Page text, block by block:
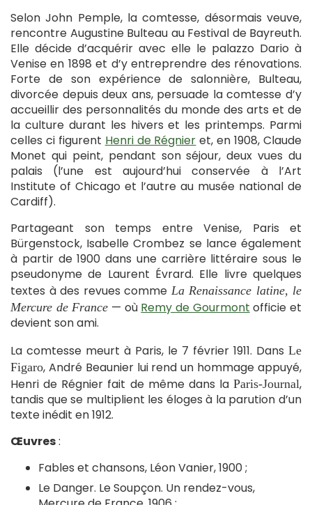
Selon John Pemple, la comtesse, désormais veuve,
rencontre Augustine Bulteau au Festival de Bayreuth.
Elle décide d’acquérir avec elle le palazzo Dario à
Venise en 1898 et d’y entreprendre des rénovations.
Forte de son expérience de salonnière, Bulteau,
divorcée depuis deux ans, persuade la comtesse d’y
accueillir des personnalités du monde des arts et de
la culture durant les hivers et les printemps. Parmi
celles ci figurent Henri de Régnier et, en 1908, Claude
Monet qui peint, pendant son séjour, deux vues du
palais (l’une est aujourd’hui conservée à l’Art
Institute of Chicago et l’autre au musée national de
Cardiff).
Partageant son temps entre Venise, Paris et
Bürgenstock, Isabelle Crombez se lance également
à partir de 1900 dans une carrière littéraire sous le
pseudonyme de Laurent Évrard. Elle livre quelques
textes à des revues comme La Renaissance latine, le
Mercure de France — où Remy de Gourmont officie et
devient son ami.
La comtesse meurt à Paris, le 7 février 1911. Dans Le
Figaro, André Beaunier lui rend un hommage appuyé,
Henri de Régnier fait de même dans la Paris-Journal,
tandis que se multiplient les éloges à la parution d’un
texte inédit en 1912.
Œuvres:
Fables et chansons, Léon Vanier, 1900 ;
Le Danger. Le Soupçon. Un rendez-vous,